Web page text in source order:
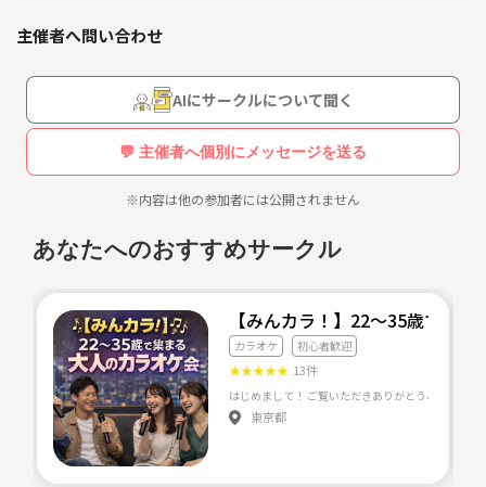
主催者へ問い合わせ
AIにサークルについて聞く
💬 主催者へ個別にメッセージを送る
※内容は他の参加者には公開されません
あなたへのおすすめサークル
【みんカラ！】22〜35歳で集
カラオケ 初心者歓迎
★★★★★ 13件
東京都